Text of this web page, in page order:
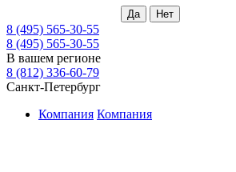
8 (495) 565-30-55
8 (495) 565-30-55
В вашем регионе
8 (812) 336-60-79
Санкт-Петербург
Компания Компания